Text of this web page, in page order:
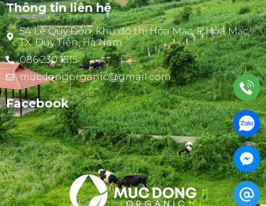
Thông tin liên hệ
54 Lê Quý Đôn, Khu đô thị Hòa Mạc, P.Hòa Mạc,
TX. Duy Tiên, Hà Nam
086 230 1515
mucdongorganic@gmail.com
Facebook